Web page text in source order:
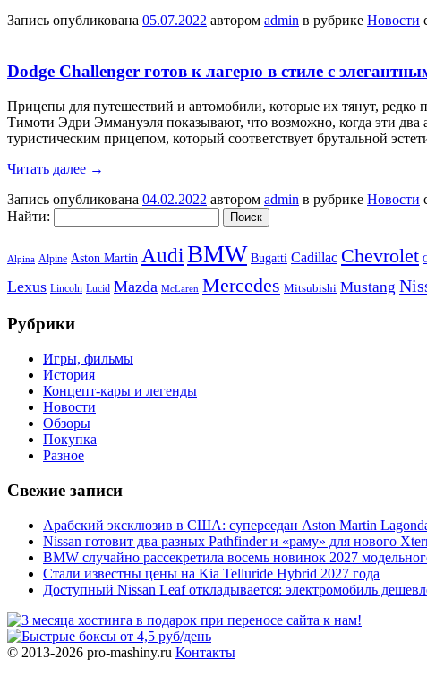
Запись опубликована 05.07.2022 автором admin в рубрике Новости
Dodge Challenger готов к лагерю в стиле с
Прицепы для путешествий и автомобили, которые их тянут, редко
Тимоти Эдри Эммануэля показывают, что возможно, когда эти два
туристическим прицепом, который соответствует брутальной
Читать далее →
Запись опубликована 04.02.2022 автором admin в рубрике Новости
Найти:
Alpina Alpine Aston Martin Audi BMW Bugatti Cadillac Chevrolet
Lexus Lincoln Lucid Mazda McLaren Mercedes Mitsubishi Mustang
Рубрики
Игры, фильмы
История
Концепт-кары и легенды
Новости
Обзоры
Покупка
Разное
Свежие записи
Арабский эксклюзив в США: суперседан Aston Martin
Nissan готовит два разных Pathfinder и «раму» для нового
BMW случайно рассекретила восемь новинок 2027
Стали известны цены на Kia Telluride Hybrid 2027 года
Доступный Nissan Leaf откладывается: электромобиль
© 2013-2026 pro-mashiny.ru Контакты